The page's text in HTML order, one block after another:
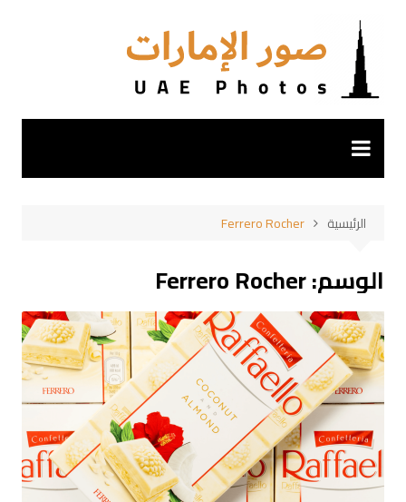
المحتوى
الرئيسية Ferrero Rocher
الوسم:Ferrero Rocher